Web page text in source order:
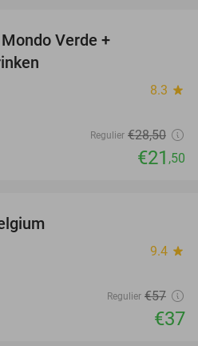
Verde +
8.3 star
Regulier €28,50
€21 ,50
9.4 star
Regulier €57
€37